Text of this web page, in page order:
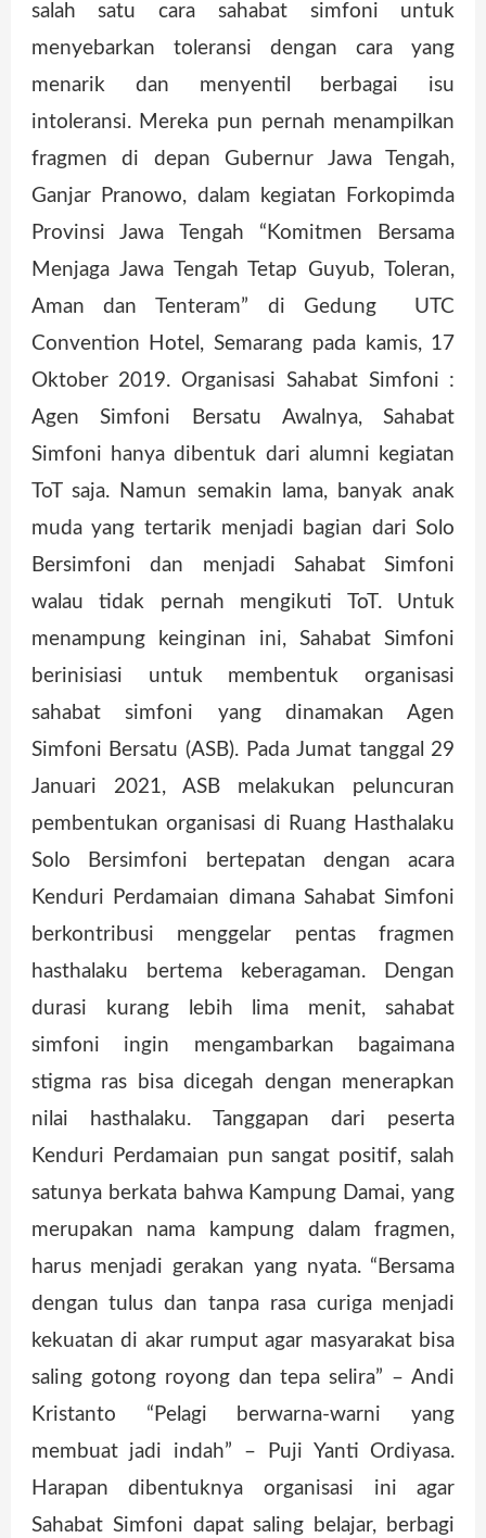
salah satu cara sahabat simfoni untuk
menyebarkan toleransi dengan cara yang
menarik dan menyentil berbagai isu
intoleransi. Mereka pun pernah menampilkan
fragmen di depan Gubernur Jawa Tengah,
Ganjar Pranowo, dalam kegiatan Forkopimda
Provinsi Jawa Tengah “Komitmen Bersama
Menjaga Jawa Tengah Tetap Guyub, Toleran,
Aman dan Tenteram” di Gedung UTC
Convention Hotel, Semarang pada kamis, 17
Oktober 2019. Organisasi Sahabat Simfoni :
Agen Simfoni Bersatu Awalnya, Sahabat
Simfoni hanya dibentuk dari alumni kegiatan
ToT saja. Namun semakin lama, banyak anak
muda yang tertarik menjadi bagian dari Solo
Bersimfoni dan menjadi Sahabat Simfoni
walau tidak pernah mengikuti ToT. Untuk
menampung keinginan ini, Sahabat Simfoni
berinisiasi untuk membentuk organisasi
sahabat simfoni yang dinamakan Agen
Simfoni Bersatu (ASB). Pada Jumat tanggal 29
Januari 2021, ASB melakukan peluncuran
pembentukan organisasi di Ruang Hasthalaku
Solo Bersimfoni bertepatan dengan acara
Kenduri Perdamaian dimana Sahabat Simfoni
berkontribusi menggelar pentas fragmen
hasthalaku bertema keberagaman. Dengan
durasi kurang lebih lima menit, sahabat
simfoni ingin mengambarkan bagaimana
stigma ras bisa dicegah dengan menerapkan
nilai hasthalaku. Tanggapan dari peserta
Kenduri Perdamaian pun sangat positif, salah
satunya berkata bahwa Kampung Damai, yang
merupakan nama kampung dalam fragmen,
harus menjadi gerakan yang nyata. “Bersama
dengan tulus dan tanpa rasa curiga menjadi
kekuatan di akar rumput agar masyarakat bisa
saling gotong royong dan tepa selira” – Andi
Kristanto “Pelagi berwarna-warni yang
membuat jadi indah” – Puji Yanti Ordiyasa.
Harapan dibentuknya organisasi ini agar
Sahabat Simfoni dapat saling belajar, berbagi